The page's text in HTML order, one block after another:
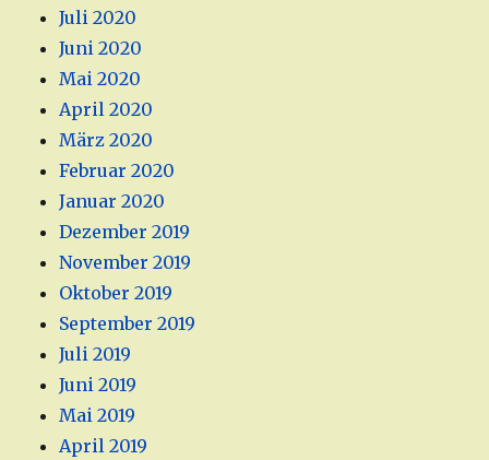
Juli 2020
Juni 2020
Mai 2020
April 2020
März 2020
Februar 2020
Januar 2020
Dezember 2019
November 2019
Oktober 2019
September 2019
Juli 2019
Juni 2019
Mai 2019
April 2019